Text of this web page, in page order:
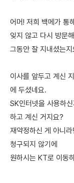
어머! 저희 백메가 통
잊지 않고 다시 방문
그동안 잘 지내셨는
이사를 앞두고 계신
에 두셨네요.
SK인터넷을 사용하
하고 계신 거지요?
재약정하신 게 아니
청구되지 않기에
원하시는 KT로 이동